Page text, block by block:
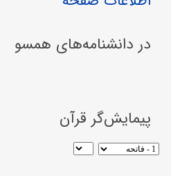
در دانشنامه‌های همسو
پیمایش‌گر قرآن